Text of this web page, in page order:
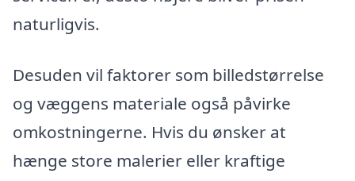
naturligvis.
Desuden vil faktorer som billedstørrelse
og væggens materiale også påvirke
omkostningerne. Hvis du ønsker at
hænge store malerier eller kraftige